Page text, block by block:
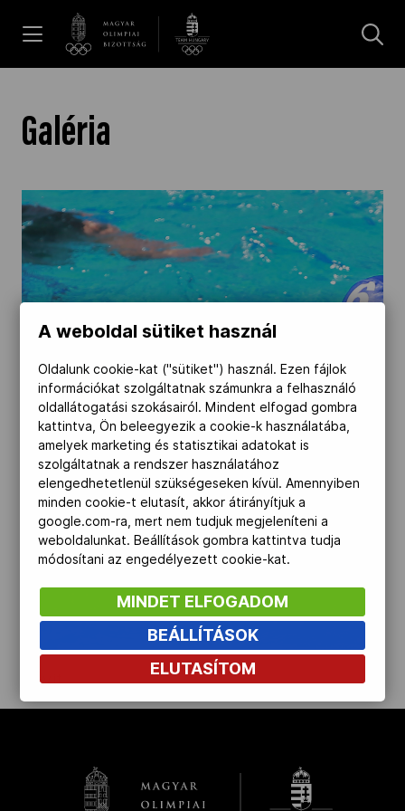
Dakar 2026
Los Angeles 2028
MOB
Kettőskarrier-program
NOB
Társszervezetek
Adatbank
Galéria
kinyit
A weboldal sütiket használ
Oldalunk cookie-kat ("sütiket") használ. Ezen fájlok
információkat szolgáltatnak számunkra a felhasználó
oldallátogatási szokásairól. Mindent elfogad gombra
kattintva, Ön beleegyezik a cookie-k használatába,
amelyek marketing és statisztikai adatokat is
szolgáltatnak a rendszer használatához
elengedhetetlenül szükségeseken kívül. Amennyiben
minden cookie-t elutasít, akkor átirányítjuk a
google.com-ra, mert nem tudjuk megjeleníteni a
weboldalunkat. Beállítások gombra kattintva tudja
módosítani az engedélyezett cookie-kat.
MINDET ELFOGADOM
BEÁLLÍTÁSOK
ELUTASÍTOM